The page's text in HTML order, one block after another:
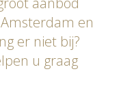
en
er niet bij?
u graag